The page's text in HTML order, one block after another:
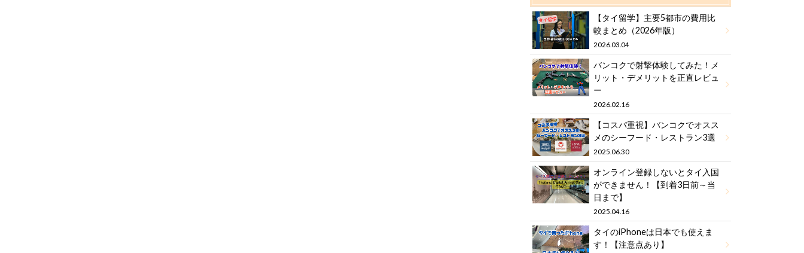
【タイ留学】主要5都市の費用比
較まとめ（2026年版）
2026.03.04
バンコクで射撃体験してみた！メ
リット・デメリットを正直レビュ
ー
2026.02.16
【コスパ重視】バンコクでオスス
メのシーフード・レストラン3選
2025.06.30
オンライン登録しないとタイ入国
ができません！【到着3日前～当
日まで】
2025.04.16
タイのiPhoneは日本でも使えま
す！【注意点あり】